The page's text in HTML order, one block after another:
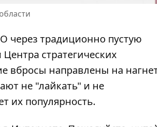
через традиционно пустую
стратегических
вбросы направлены на
не "лайкать" и не
их популярность.